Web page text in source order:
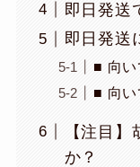
即日発送
即日発送
■ 向い
■ 向い
【注目
か？